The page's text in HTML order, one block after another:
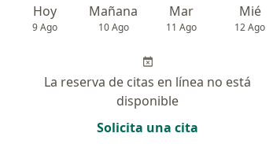
Hoy
9 Ago
Mañana
10 Ago
Mar
11 Ago
Mié
12 Ago
La reserva de citas en línea no está
disponible
Solicita una cita